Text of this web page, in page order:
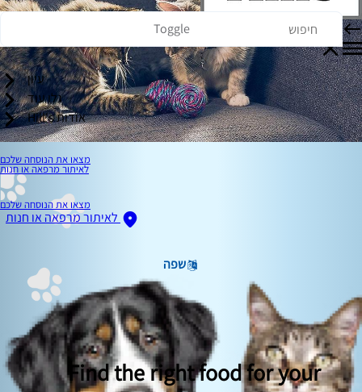
Toggle
עיון
גלו עוד
אודות Hill's
מצאו את הנוסחה שלכם
לאיתור מרפאה או חנות
מצאו את הנוסחה שלכם
לאיתור מרפאה או חנות
שפה
Find the right food for your